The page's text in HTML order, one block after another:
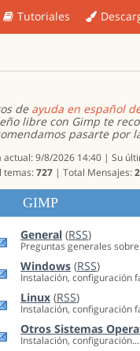
Tutoriales
de ayuda en español
libre con Gimp te
pasarte por
actual: 9/8/2026 14:40 | Su
temas:727 | Total Mensajes:
GIMP
General (RSS)
Preguntas generales
Windows (RSS)
Instalación, configuración
Linux (RSS)
Instalación, configuración
Otros Sistemas
Instalación,